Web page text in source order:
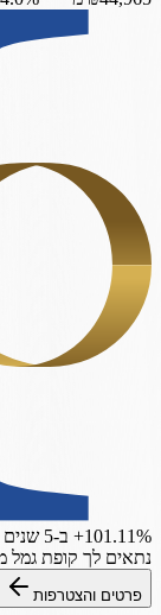
‎+101.11% ב-5 שנים
נתאים לך קופת גמל
פרטים והצטרפות